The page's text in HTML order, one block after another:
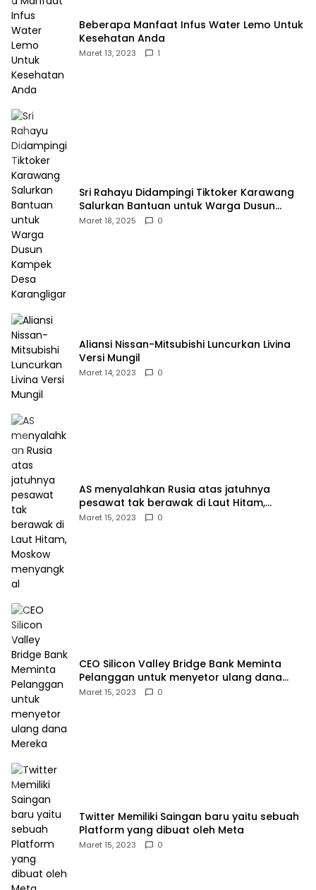
Beberapa Manfaat Infus Water Lemo Untuk
Kesehatan Anda
Maret 13, 2023 1
Sri Rahayu Didampingi Tiktoker Karawang
Salurkan Bantuan untuk Warga Dusun
Kampek Desa Karangligar
Maret 18, 2025 0
Aliansi Nissan-Mitsubishi Luncurkan Livina
Versi Mungil
Maret 14, 2023 0
AS menyalahkan Rusia atas jatuhnya
pesawat tak berawak di Laut Hitam,
Moskow menyangkal
Maret 15, 2023 0
CEO Silicon Valley Bridge Bank Meminta
Pelanggan untuk menyetor ulang dana
Mereka
Maret 15, 2023 0
Twitter Memiliki Saingan baru yaitu sebuah
Platform yang dibuat oleh Meta
Maret 15, 2023 0